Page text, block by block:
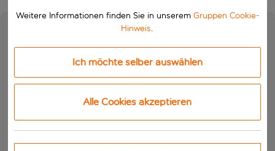
Weitere Informationen finden Sie in unserem Gruppen Cookie-
Hinweis.
Ich möchte selber auswählen
Alle Cookies akzeptieren